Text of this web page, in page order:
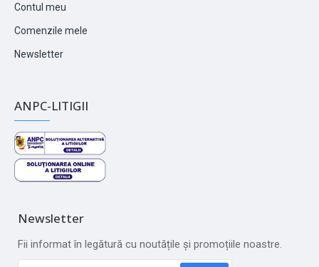
Contul meu
Comenzile mele
Newsletter
ANPC-LITIGII
Newsletter
Fii informat în legătură cu noutățile și promoțiile noastre.